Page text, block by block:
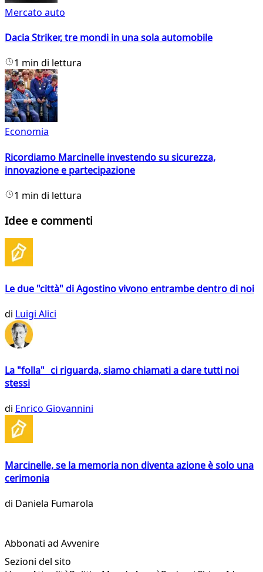
Mercato auto
Dacia Striker, tre mondi in una sola automobile
1 min di lettura
Economia
Ricordiamo Marcinelle investendo su sicurezza,
innovazione e partecipazione
1 min di lettura
Idee e commenti
Le due "città" di Agostino vivono entrambe dentro di noi
di Luigi Alici
La "folla" ci riguarda, siamo chiamati a dare tutti noi
stessi
di Enrico Giovannini
Marcinelle, se la memoria non diventa azione è solo una
cerimonia
di Daniela Fumarola
Abbonati ad Avvenire
Sezioni del sito